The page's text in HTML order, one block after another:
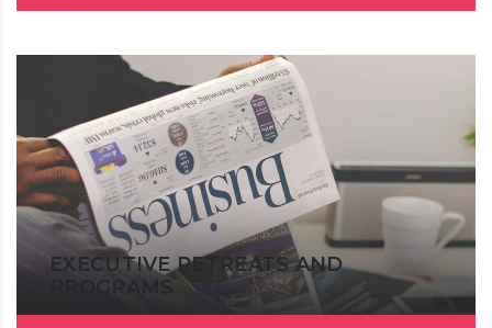
EXECUTIVE RETREATS AND
PROGRAMS